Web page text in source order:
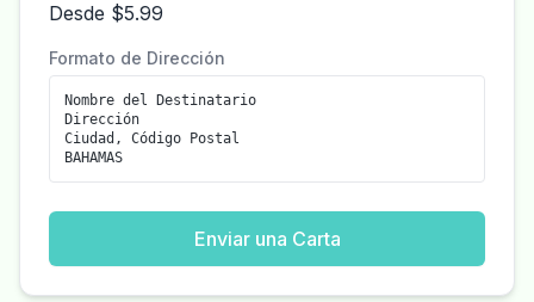
Desde $5.99
Formato de Dirección
Nombre del Destinatario
Dirección
Ciudad, Código Postal
BAHAMAS
Enviar una Carta